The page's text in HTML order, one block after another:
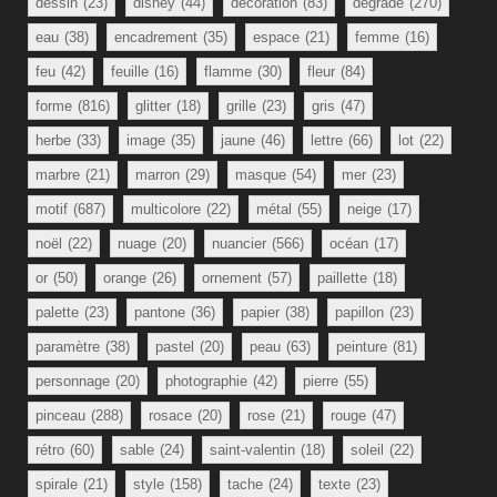
eau (38) encadrement (35) espace (21) femme (16)
feu (42) feuille (16) flamme (30) fleur (84)
forme (816) glitter (18) grille (23) gris (47)
herbe (33) image (35) jaune (46) lettre (66) lot (22)
marbre (21) marron (29) masque (54) mer (23)
motif (687) multicolore (22) métal (55) neige (17)
noël (22) nuage (20) nuancier (566) océan (17)
or (50) orange (26) ornement (57) paillette (18)
palette (23) pantone (36) papier (38) papillon (23)
paramètre (38) pastel (20) peau (63) peinture (81)
personnage (20) photographie (42) pierre (55)
pinceau (288) rosace (20) rose (21) rouge (47)
rétro (60) sable (24) saint-valentin (18) soleil (22)
spirale (21) style (158) tache (24) texte (23)